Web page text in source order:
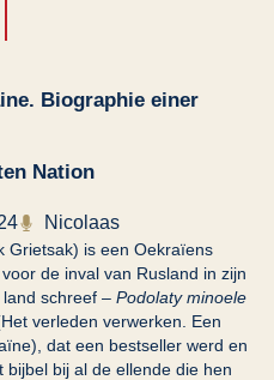
Biographie einer
Nation
Nicolaas
Grietsak) is een Oekraïens
de inval van Rusland in zijn
schreef – Podolaty minoele
verleden verwerken. Een
dat een bestseller werd en
bij al de ellende die hen